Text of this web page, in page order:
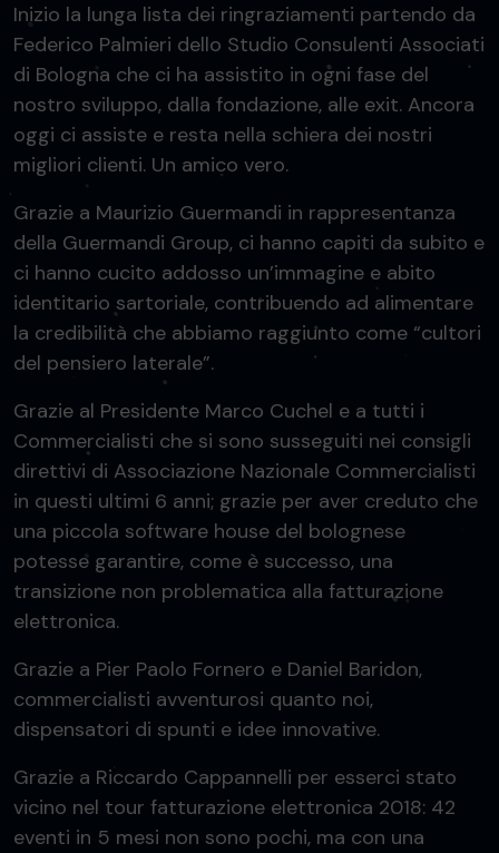
Inizio la lunga lista dei ringraziamenti partendo da
Federico Palmieri dello Studio Consulenti Associati
di Bologna che ci ha assistito in ogni fase del
nostro sviluppo, dalla fondazione, alle exit. Ancora
oggi ci assiste e resta nella schiera dei nostri
migliori clienti. Un amico vero.
Grazie a Maurizio Guermandi in rappresentanza
della Guermandi Group, ci hanno capiti da subito e
ci hanno cucito addosso un’immagine e abito
identitario sartoriale, contribuendo ad alimentare
la credibilità che abbiamo raggiunto come “cultori
del pensiero laterale”.
Grazie al Presidente Marco Cuchel e a tutti i
Commercialisti che si sono susseguiti nei consigli
direttivi di Associazione Nazionale Commercialisti
in questi ultimi 6 anni; grazie per aver creduto che
una piccola software house del bolognese
potesse garantire, come è successo, una
transizione non problematica alla fatturazione
elettronica.
Grazie a Pier Paolo Fornero e Daniel Baridon,
commercialisti avventurosi quanto noi,
dispensatori di spunti e idee innovative.
Grazie a Riccardo Cappannelli per esserci stato
vicino nel tour fatturazione elettronica 2018: 42
eventi in 5 mesi non sono pochi, ma con una